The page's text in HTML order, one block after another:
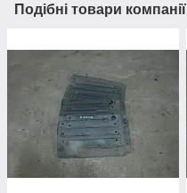
Подібні товари компанії